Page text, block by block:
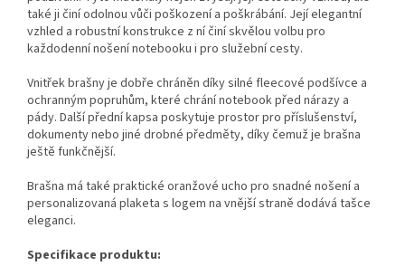
také ji činí odolnou vůči poškození a poškrábání. Její elegantní
vzhled a robustní konstrukce z ní činí skvělou volbu pro
každodenní nošení notebooku i pro služební cesty.
Vnitřek brašny je dobře chráněn díky silné fleecové podšívce a
ochranným popruhům, které chrání notebook před nárazy a
pády. Další přední kapsa poskytuje prostor pro příslušenství,
dokumenty nebo jiné drobné předměty, díky čemuž je brašna
ještě funkčnější.
Brašna má také praktické oranžové ucho pro snadné nošení a
personalizovaná plaketa s logem na vnější straně dodává tašce
eleganci.
Specifikace produktu: